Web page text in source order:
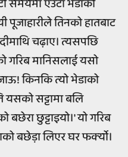
तिनको हातबाट
चढ़ाए। त्यसपछि
गरिब मानिसलाई यसो
किनकि त्यो भेडाको
यसको सट्टामा बलि
छुट्टाइयो।' यो गरिब
बछेड़ा लिएर घर फर्क्‍यो।